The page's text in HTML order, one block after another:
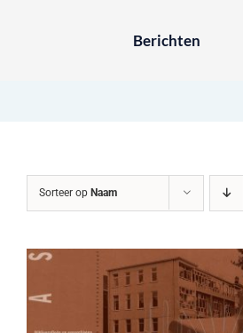
Berichten
Sorteer op Naam